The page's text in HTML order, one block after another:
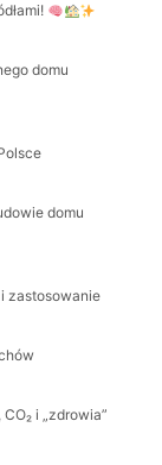
domu
domu
zastosowanie
i „zdrowia”